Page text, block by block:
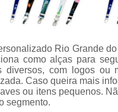
Rio Grande
como alças para
com logos ou
Caso queira mais
ou itens pequenos.
segmento.